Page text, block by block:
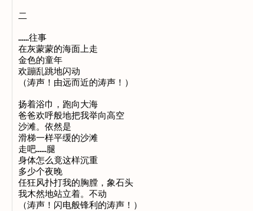
二
……往事
在灰蒙蒙的海面上走
金色的童年
欢蹦乱跳地闪动
（涛声！由远而近的涛声！）
扬着浴巾，跑向大海
爸爸欢呼般地把我举向高空
沙滩。依然是
滑梯一样平缓的沙滩
走吧……腿
身体怎么竟这样沉重
多少个夜晚
任狂风扑打我的胸膛，象石头
我木然地站立着。不动
（涛声！闪电般锋利的涛声！）